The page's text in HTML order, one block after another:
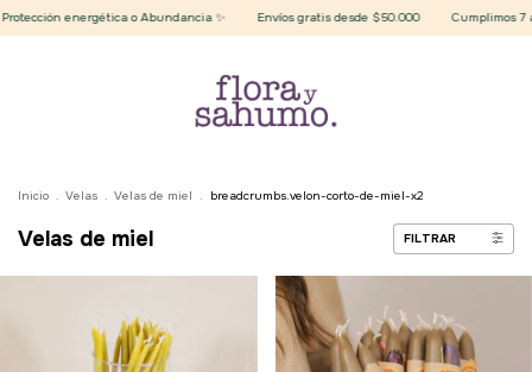
energética o Abundancia ✨ Envíos gratis desde $50.000 Cumplimos 7 años
Inicio . Velas . Velas de miel . breadcrumbs.velon-corto-de-miel-x2
Velas de miel FILTRAR